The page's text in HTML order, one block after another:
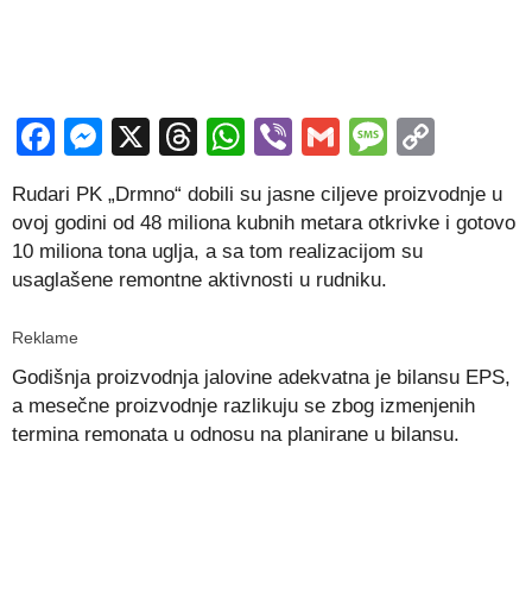
Facebook
Messenger
X Threads
WhatsApp
ViberGmail
Rudari PK „Drmno“ dobili su jasne ciljeve proizvodnje u
ovoj godini od 48 miliona kubnih metara otkrivke i gotovo
10 miliona tona uglja, a sa tom realizacijom su
usaglašene remontne aktivnosti u rudniku.
Reklame
Godišnja proizvodnja jalovine adekvatna je bilansu EPS,
a mesečne proizvodnje razlikuju se zbog izmenjenih
termina remonata u odnosu na planirane u bilansu.